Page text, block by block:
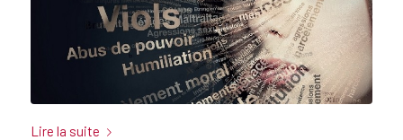
Lire la suite